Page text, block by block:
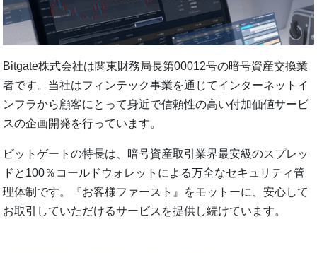
Bitgate株式会社は関東財務局長第00012号の暗号資産交換業
者です。当社はフィンテック事業を通じてインターネットイ
ンフラから顧客にとって身近で信頼性の高い付加価値サービ
スの企画開発を行っています。
ビットゲートの特長は、暗号資産取引業界最安級のスプレッ
ドと100％コールドウォレットによる万全なセキュリティ管
理体制です。『お客様ファースト』をモットーに、安心して
お取引していただけるサービスを提供し続けています。